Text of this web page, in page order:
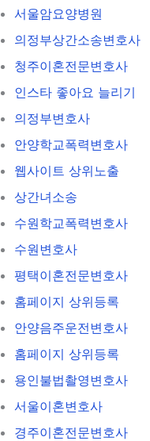
서울암요양병원
의정부상간소송변호사
청주이혼전문변호사
인스타 좋아요 늘리기
의정부변호사
안양학교폭력변호사
웹사이트 상위노출
상간녀소송
수원학교폭력변호사
수원변호사
평택이혼전문변호사
홈페이지 상위등록
안양음주운전변호사
홈페이지 상위등록
용인불법촬영변호사
서울이혼변호사
경주이혼전문변호사